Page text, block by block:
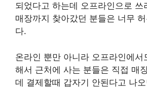
되었다고 하는데 오프라인으로 쓰
매장까지 찾아갔던 분들은 너무
다.
온라인 뿐만 아니라 오프라인에서
해서 근처에 사는 분들은 직접 매
데 결제할때 갑자기 안된다고 나